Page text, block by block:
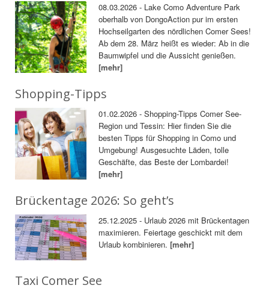
08.03.2026 - Lake Como Adventure Park
oberhalb von DongoAction pur im ersten
Hochseilgarten des nördlichen Comer Sees!
Ab dem 28. März heißt es wieder: Ab in die
Baumwipfel und die Aussicht genießen.
[mehr]
Shopping-Tipps
01.02.2026 - Shopping-Tipps Comer See-
Region und Tessin: Hier finden Sie die
besten Tipps für Shopping in Como und
Umgebung! Ausgesuchte Läden, tolle
Geschäfte, das Beste der Lombardei!
[mehr]
Brückentage 2026: So geht’s
25.12.2025 - Urlaub 2026 mit Brückentagen
maximieren. Feiertage geschickt mit dem
Urlaub kombinieren.[mehr]
Taxi Comer See